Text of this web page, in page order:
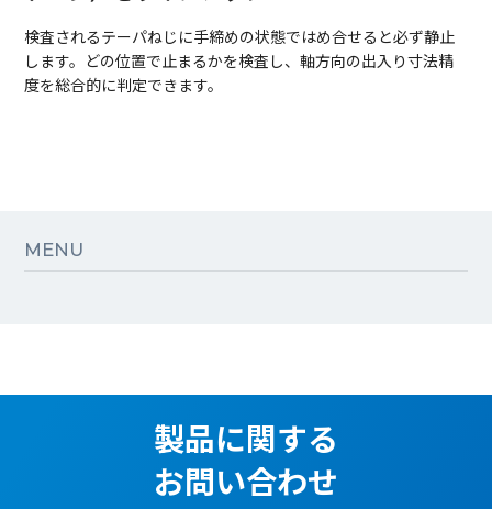
検査されるテーパねじに手締めの状態ではめ合せると必ず静止
します。どの位置で止まるかを検査し、軸方向の出入り寸法精
度を総合的に判定できます。
MENU
製品に関する
お問い合わせ